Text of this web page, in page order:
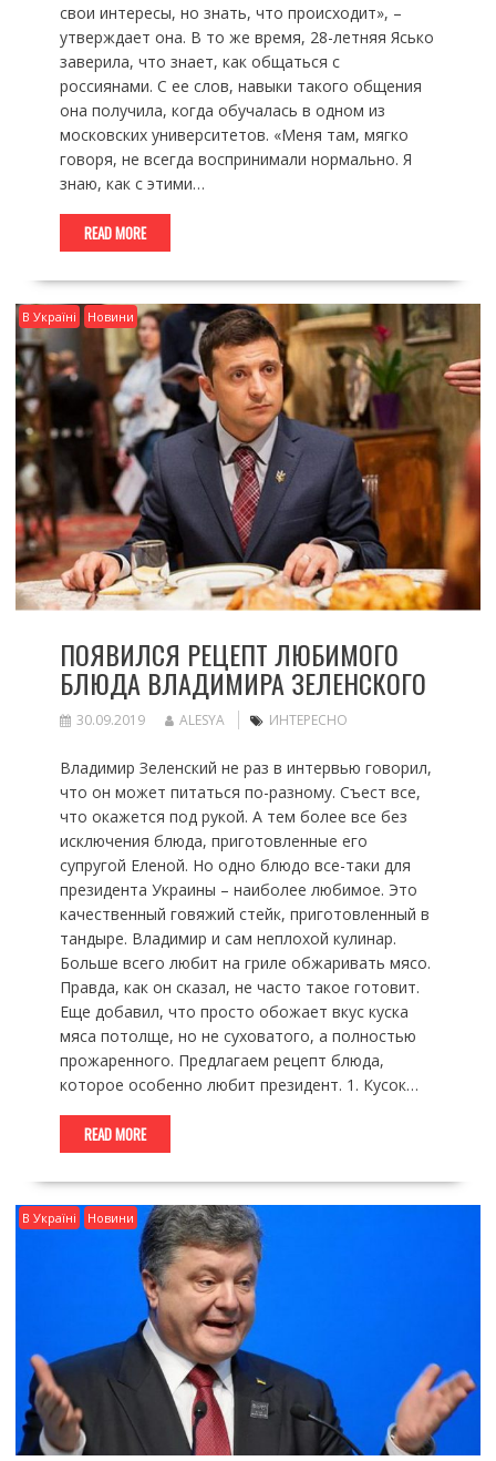
свои интересы, но знать, что происходит», –
утверждает она. В то же время, 28-летняя Ясько
заверила, что знает, как общаться с
россиянами. С ее слов, навыки такого общения
она получила, когда обучалась в одном из
московских университетов. «Меня там, мягко
говоря, не всегда воспринимали нормально. Я
знаю, как с этими…
READ MORE
В Україні Новини
ПОЯВИЛСЯ РЕЦЕПТ ЛЮБИМОГО
БЛЮДА ВЛАДИМИРА ЗЕЛЕНСКОГО
30.09.2019 ALESYA ИНТЕРЕСНО
Владимир Зеленский не раз в интервью говорил,
что он может питаться по-разному. Съест все,
что окажется под рукой. А тем более все без
исключения блюда, приготовленные его
супругой Еленой. Но одно блюдо все-таки для
президента Украины – наиболее любимое. Это
качественный говяжий стейк, приготовленный в
тандыре. Владимир и сам неплохой кулинар.
Больше всего любит на гриле обжаривать мясо.
Правда, как он сказал, не часто такое готовит.
Еще добавил, что просто обожает вкус куска
мяса потолще, но не суховатого, а полностью
прожаренного. Предлагаем рецепт блюда,
которое особенно любит президент. 1. Кусок…
READ MORE
В Україні Новини